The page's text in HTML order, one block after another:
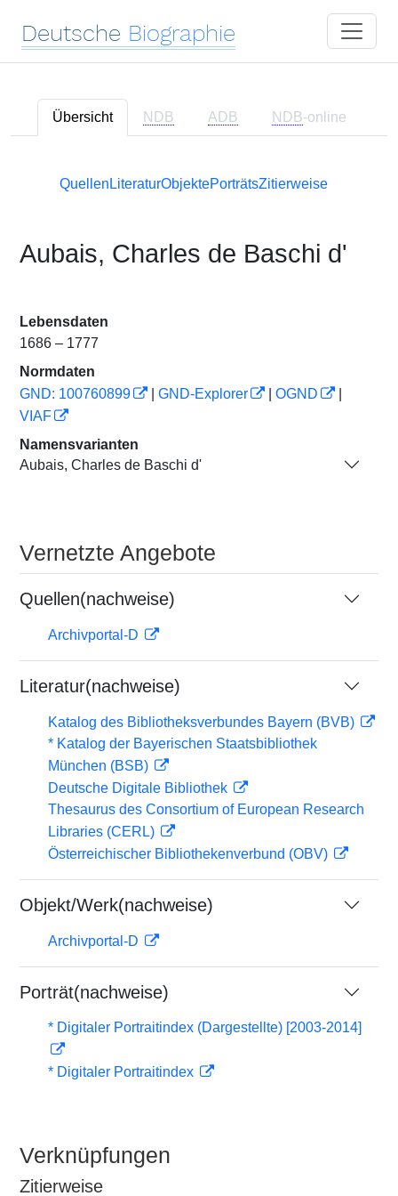
Deutsche Biographie
Übersicht NDB ADB NDB-online
Quellen LiteraturObjektePorträtsZitierweise
Aubais, Charles de Baschi d'
Lebensdaten
1686 – 1777
Normdaten
GND: 100760899
GND-Explorer OGND
VIAF
Namensvarianten
Aubais, Charles de Baschi d'
Vernetzte Angebote
Quellen(nachweise)
Archivportal-D
Literatur(nachweise)
Katalog des Bibliotheksverbundes Bayern (BVB)
* Katalog der Bayerischen Staatsbibliothek
München (BSB)
Deutsche Digitale Bibliothek
Thesaurus des Consortium of European Research
Libraries (CERL)
Österreichischer Bibliothekenverbund (OBV)
Objekt/Werk(nachweise)
Archivportal-D
Porträt(nachweise)
* Digitaler Portraitindex (Dargestellte) [2003-2014]
* Digitaler Portraitindex
Verknüpfungen
Zitierweise